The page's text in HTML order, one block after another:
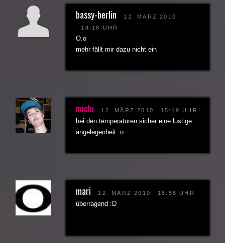
bassy-berlin
12. MÄRZ 2010
14:18 UHR
O.o
mehr fällt mir dazu nicht ein
michi 12. MÄRZ 2010 15:49 UHR
bei den temperaturen sicher eine lustige
angelegenheit :o
mari 12. MÄRZ 2010 15:58 UHR
überragend :D